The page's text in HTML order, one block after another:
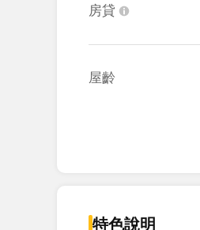
房貸
屋齡
特色說明